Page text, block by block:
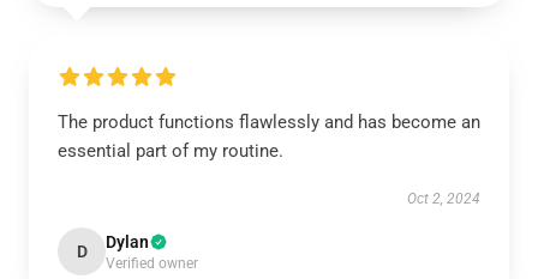
The product functions flawlessly and has become an
essential part of my routine.
Oct 2, 2024
D Dylan
Verified owner